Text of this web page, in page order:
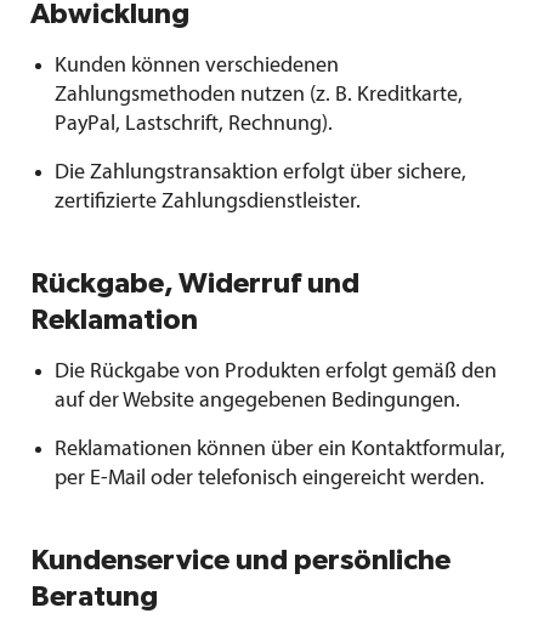
Abwicklung
Kunden können verschiedenen
Zahlungsmethoden nutzen (z. B. Kreditkarte,
PayPal, Lastschrift, Rechnung).
Die Zahlungstransaktion erfolgt über sichere,
zertifizierte Zahlungsdienstleister.
Rückgabe, Widerruf und
Reklamation
Die Rückgabe von Produkten erfolgt gemäß den
auf der Website angegebenen Bedingungen.
Reklamationen können über ein Kontaktformular,
per E-Mail oder telefonisch eingereicht werden.
Kundenservice und persönliche
Beratung